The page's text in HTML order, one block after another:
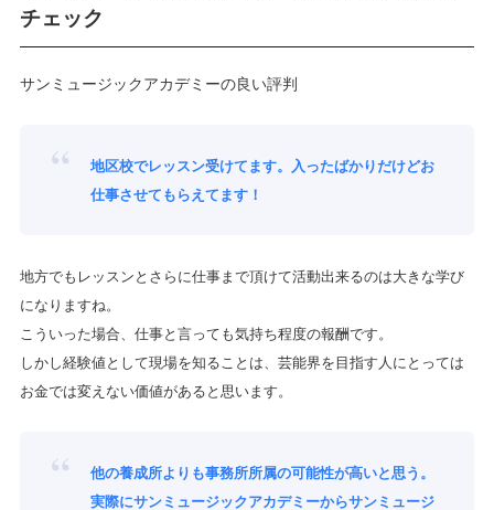
チェック
サンミュージックアカデミーの良い評判
地区校でレッスン受けてます。入ったばかりだけどお
仕事させてもらえてます！
地方でもレッスンとさらに仕事まで頂けて活動出来るのは大きな学び
になりますね。
こういった場合、仕事と言っても気持ち程度の報酬です。
しかし経験値として現場を知ることは、芸能界を目指す人にとっては
お金では変えない価値があると思います。
他の養成所よりも事務所所属の可能性が高いと思う。
実際にサンミュージックアカデミーからサンミュージ